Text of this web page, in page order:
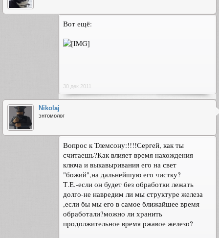
Вот ещё:
30 дек 2011
Nikolaj
энтомолог
Вопрос к Тлемсону:!!!!Сергей, как ты
считаешь?Как влияет время нахождения
ключа и выкавыривания его на свет
"божий",на дальнейшую его чистку?
Т.Е.-если он будет без обработки лежать
долго-не навредим ли мы структуре железа
,если бы мы его в самое ближайшее время
обработали?можно ли хранить
продолжительное время ржавое железо?